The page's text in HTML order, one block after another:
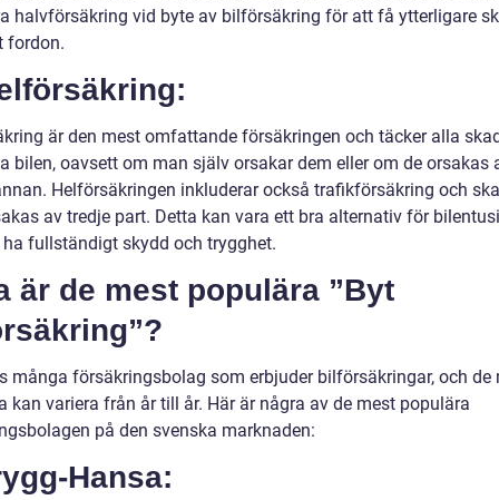
halvförsäkring vid byte av bilförsäkring för att få ytterligare
fordon.
är den mest omfattande försäkringen och täcker alla
bilen, oavsett om man själv orsakar dem eller om de orsakas
Helförsäkringen inkluderar också trafikförsäkring och
av tredje part. Detta kan vara ett bra alternativ för
fullständigt skydd och trygghet.
är de mest populära ”Byt
många försäkringsbolag som erbjuder bilförsäkringar, och de
kan variera från år till år. Här är några av de mest populära
på den svenska marknaden:
Hansa: